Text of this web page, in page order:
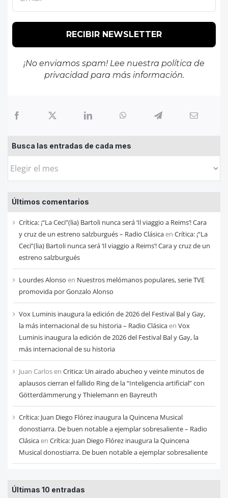
¡No enviamos spam! Lee nuestra política de
privacidadpara más información.
Busca las entradas de cada mes
Busca
entradas
de
cada
mes
Últimos comentarios
Crítica: ¡“La Ceci”(lia) Bartoli nunca será ‘Il viaggio a Reims’! Cara
y cruz de un estreno salzburgués – Radio Clásicaen Crítica: ¡“La
Ceci”(lia) Bartoli nunca será ‘Il viaggio a Reims’! Cara y cruz de un
estreno salzburgués
Lourdes Alonso en Nuestros melómanos populares, serie TVE
promovida por Gonzalo Alonso
Vox Luminis inaugura la edición de 2026 del Festival Bal y Gay,
la más internacional de su historia – Radio Clásicaen Vox
Luminis inaugura la edición de 2026 del Festival Bal y Gay, la
más internacional de su historia
Juan Carlosen Critica: Un airado abucheo y veinte minutos de
aplausos cierran el fallido Ring de la “Inteligencia artificial” con
Götterdämmerung y Thielemann en Bayreuth
Crítica: Juan Diego Flórez inaugura la Quincena Musical
donostiarra. De buen notable a ejemplar sobresaliente – Radio
Clásicaen Crítica: Juan Diego Flórez inaugura la Quincena
Musical donostiarra. De buen notable a ejemplar sobresaliente
Últimas 10 entradas